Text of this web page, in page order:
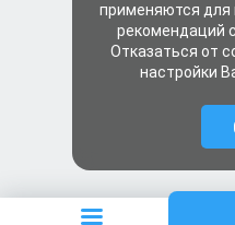
применяются для
рекомендаций
Отказаться от
настройки